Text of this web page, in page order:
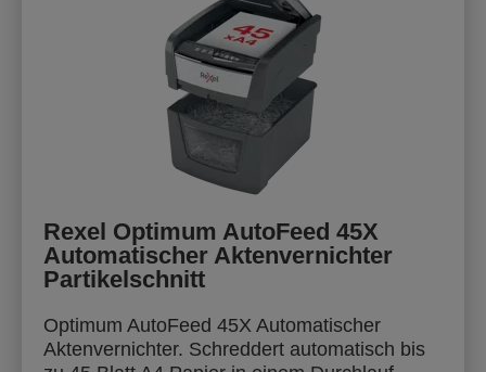
Rexel Optimum AutoFeed 45X
Automatischer Aktenvernichter
Partikelschnitt
Optimum AutoFeed 45X Automatischer
Aktenvernichter. Schreddert automatisch bis